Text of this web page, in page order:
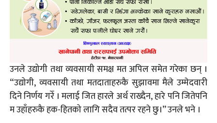
उनले उद्योगी तथा व्यवसायी समक्ष मत अपिल समेत गरेका छन् ।
“उद्योगी, व्यवसायी तथा मतदाताहरुकै सुझावमा मैले उम्मेदवारी
दिने निर्णय गरेँ । मलाई जित हारले अर्थ राख्दैन, हारे पनि जितेपनि
म उहाँहरुकै हक-हितको लागि सदैव तत्पर रहने छु।” उनले भने ।